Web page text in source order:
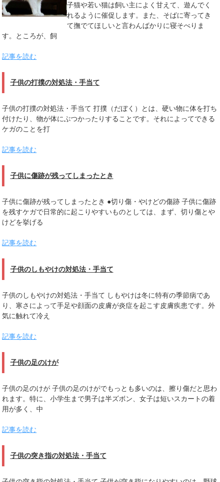
子猫や若い猫は飼い主によく甘えて、遊んでく
れるように催促します。また、そばに寄ってき
て撫でてほしいと言わんばかりに寝そべりま
す。ところが、飼
記事を読む
子供の打撲の対処法・手当て
子供の打撲の対処法・手当て 打撲（だぼく）とは、硬い物に体を打ち
付けたり、物が体にぶつかったりすることです。それによってできる
ケガのことを打
記事を読む
子供に傷跡が残ってしまったとき
子供に傷跡が残ってしまったとき ●切り傷・やけどの傷跡 子供に傷跡
を残すケガで日常的に起こりやすいものとしては、まず、切り傷とや
けどを挙げる
記事を読む
子供のしもやけの対処法・手当て
子供のしもやけの対処法・手当て しもやけは冬に特有の季節病であ
り、寒さによって手足や顔面の皮膚が炎症を起こす皮膚疾患です。外
気に触れて冷え
記事を読む
子供の足のけが
子供の足のけが 子供の足のけがでもっとも多いのは、擦り傷だと思わ
れます。特に、小学生まで男子は半ズボン、女子は短いスカートの着
用が多く、中
記事を読む
子供の突き指の対処法・手当て